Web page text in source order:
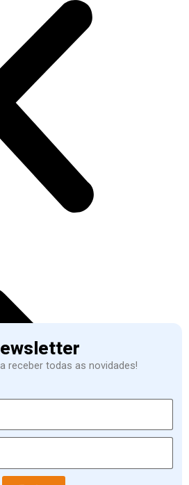
receber todas as novidades!